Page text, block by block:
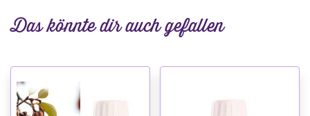
Das könnte dir auch gefallen